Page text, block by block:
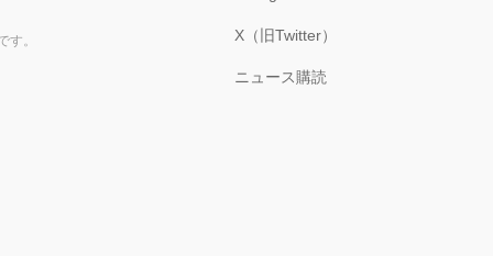
す。
X（旧Twitter）
ニュース購読